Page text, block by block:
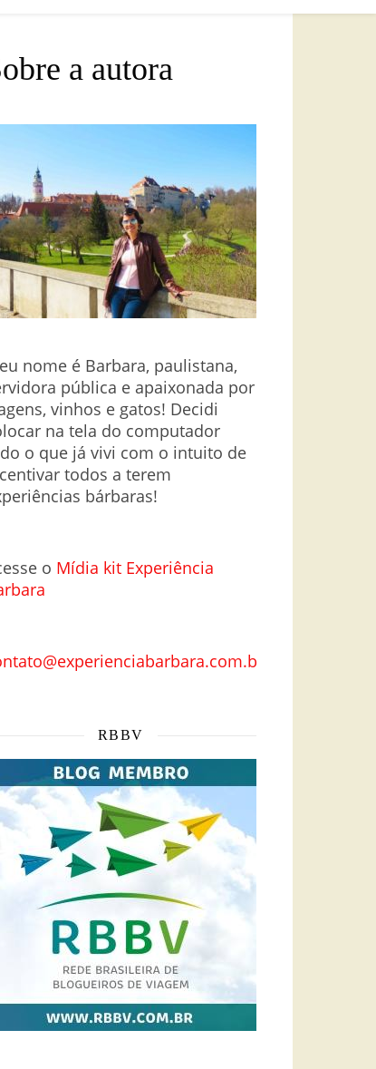
a autora
nome é Barbara, paulistana,
pública e apaixonada por
vinhos e gatos! Decidi
na tela do computador
o que já vivi com o intuito de
todos a terem
bárbaras!
o Mídia kit Experiência
RBBV